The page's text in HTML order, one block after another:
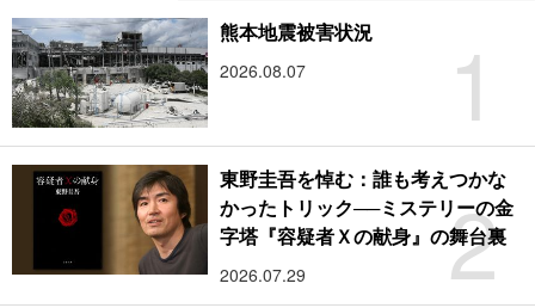
1
熊本地震被害状況
2026.08.07
2
東野圭吾を悼む：誰も考えつかな
かったトリック──ミステリーの金
字塔『容疑者Ｘの献身』の舞台裏
2026.07.29